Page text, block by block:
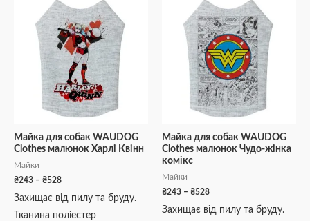
Майка для собак WAUDOG
Clothes малюнок Харлі Квінн
Майки
₴243 – ₴528
цін:
від
₴243
до
₴528
Захищає від пилу та бруду.
Тканина поліестер
товар
має
кілька
варіантів.
Параметри
можна
вибрати
на
сторінці
Майка для собак WAUDOG
Clothes малюнок Чудо-жінка
комікс
Майки
₴243 – ₴528
цін:
від
₴243
до
₴528
Захищає від пилу та бруду.
товар
має
кілька
варіантів.
Параметри
можна
вибрати
на
сторінці